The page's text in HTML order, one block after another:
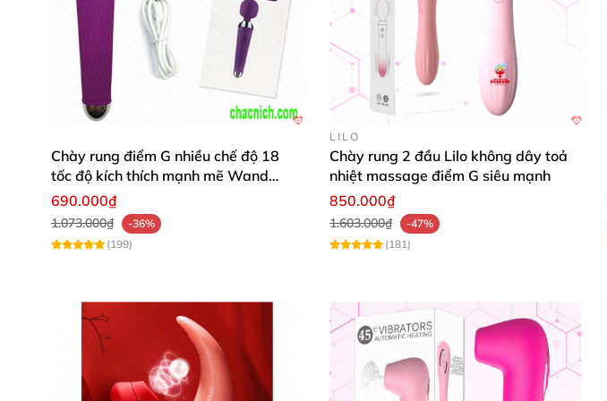
Chày rung điểm G nhiều chế độ 18
tốc độ kích thích mạnh mẽ Wand
Powerful
690.000₫
1.073.000₫
-36%
(199)
LILO
Chày rung 2 đầu Lilo không dây toả
nhiệt massage điểm G siêu mạnh
850.000₫
1.603.000₫
-47%
(181)